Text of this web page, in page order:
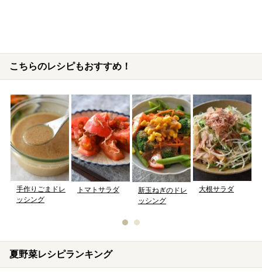
こちらのレシピもおすすめ！
手作りごまドレ
ッシング
トマトサラダ
新玉ねぎのドレ
ッシング
大根サラダ
夏野菜レシピランキング